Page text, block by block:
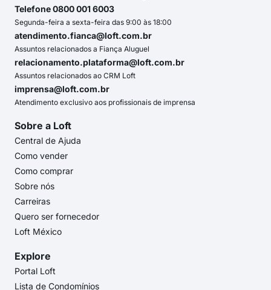
Telefone 0800 001 6003
Segunda-feira a sexta-feira das 9:00 às 18:00
atendimento.fianca@loft.com.br
Assuntos relacionados a Fiança Aluguel
relacionamento.plataforma@loft.com.br
Assuntos relacionados ao CRM Loft
imprensa@loft.com.br
Atendimento exclusivo aos profissionais de imprensa
Sobre a Loft
Central de Ajuda
Como vender
Como comprar
Sobre nós
Carreiras
Quero ser fornecedor
Loft México
Explore
Portal Loft
Lista de Condomínios